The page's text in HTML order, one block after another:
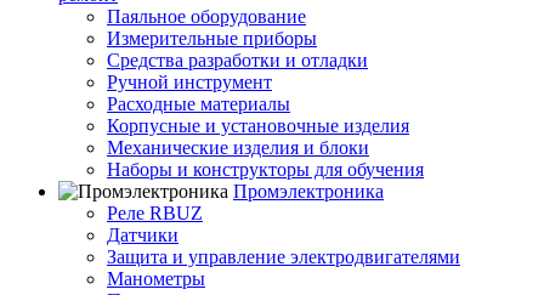
Паяльное оборудование
Измерительные приборы
Средства разработки и отладки
Ручной инструмент
Расходные материалы
Корпусные и установочные изделия
Механические изделия и блоки
Наборы и конструкторы для обучения
Промэлектроника
Реле RBUZ
Датчики
Защита и управление электродвигателями
Манометры